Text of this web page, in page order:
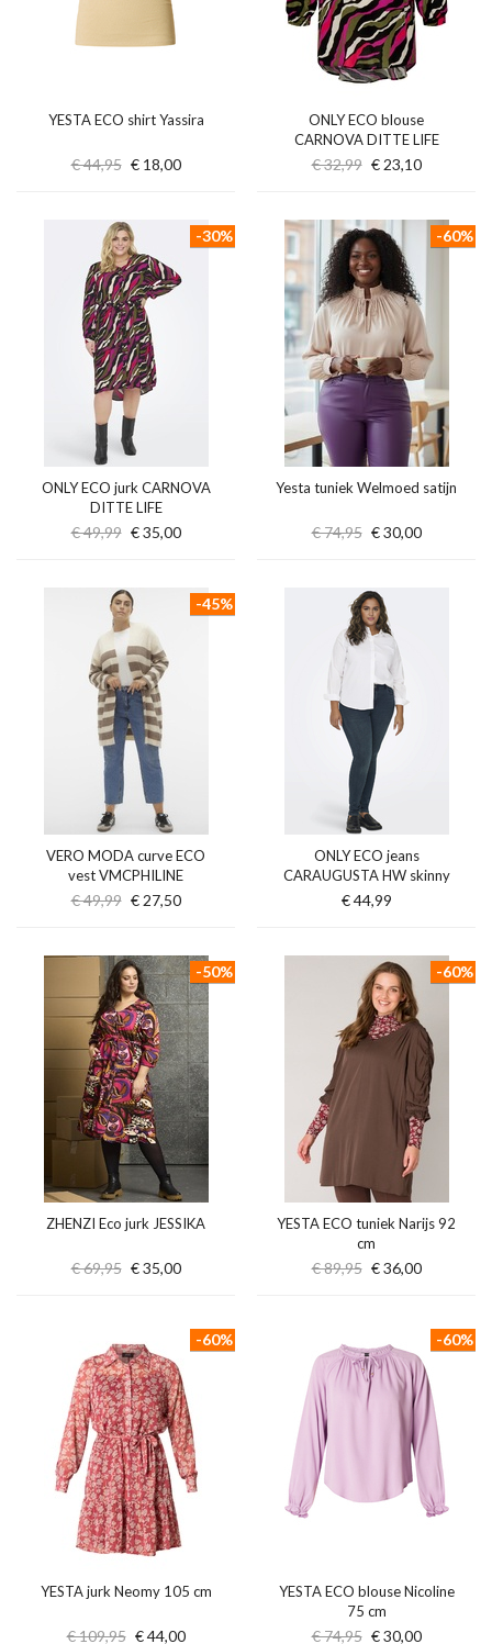
YESTA ECO shirt Yassira
€ 44,95 € 18,00
ONLY ECO blouse
CARNOVA DITTE LIFE
€ 32,99 € 23,10
ONLY ECO jurk CARNOVA
DITTE LIFE
€ 49,99 € 35,00
-30%
Yesta tuniek Welmoed satijn
€ 74,95 € 30,00
-60%
VERO MODA curve ECO
vest VMCPHILINE
€ 49,99 € 27,50
-45%
ONLY ECO jeans
CARAUGUSTA HW skinny
€ 44,99
ZHENZI Eco jurk JESSIKA
€ 69,95 € 35,00
-50%
YESTA ECO tuniek Narijs 92
cm
€ 89,95 € 36,00
-60%
YESTA jurk Neomy 105 cm
€ 109,95 € 44,00
-60%
YESTA ECO blouse Nicoline
75 cm
€ 74,95 € 30,00
-60%